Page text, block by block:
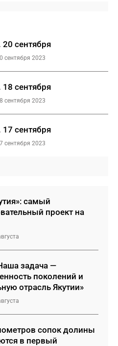
20 сентября
сентября 2023
18 сентября
сентября 2023
17 сентября
сентября 2023
самый
проект на
задача —
поколений и
отрасль Якутии»
сопок долины
в первый